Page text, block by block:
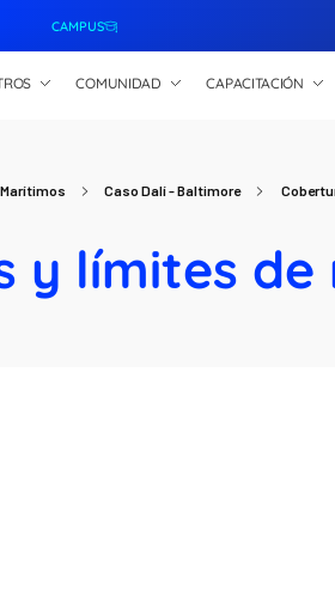
CAMPUS
COMUNIDAD CAPACITACIÓN
Caso Dalí - Baltimore
y límites